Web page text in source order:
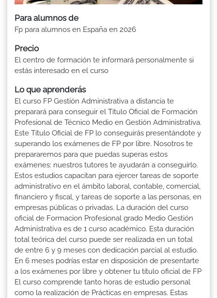
Para alumnos de
Fp para alumnos en España en 2026
Precio
El centro de formación te informará personalmente si
estás interesado en el curso
Lo que aprenderás
El curso FP Gestión Administrativa a distancia te
preparará para conseguir el Título Oficial de Formación
Profesional de Técnico Medio en Gestión Administrativa.
Este Título Oficial de FP lo conseguirás presentándote y
superando los exámenes de FP por libre. Nosotros te
prepararemos para que puedas superas estos
exámenes: nuestros tutores te ayudarán a conseguirlo.
Estos estudios capacitan para ejercer tareas de soporte
administrativo en el ámbito laboral, contable, comercial,
financiero y fiscal, y tareas de soporte a las personas, en
empresas públicas o privadas. La duración del curso
oficial de Formacion Profesional grado Medio Gestión
Administrativa es de 1 curso académico. Esta duración
total teórica del curso puede ser realizada en un total
de entre 6 y 9 meses con dedicación parcial al estudio.
En 6 meses podrías estar en disposición de presentarte
a los exámenes por libre y obtener tu título oficial de FP
El curso comprende tanto horas de estudio personal
como la realización de Prácticas en empresas. Estas